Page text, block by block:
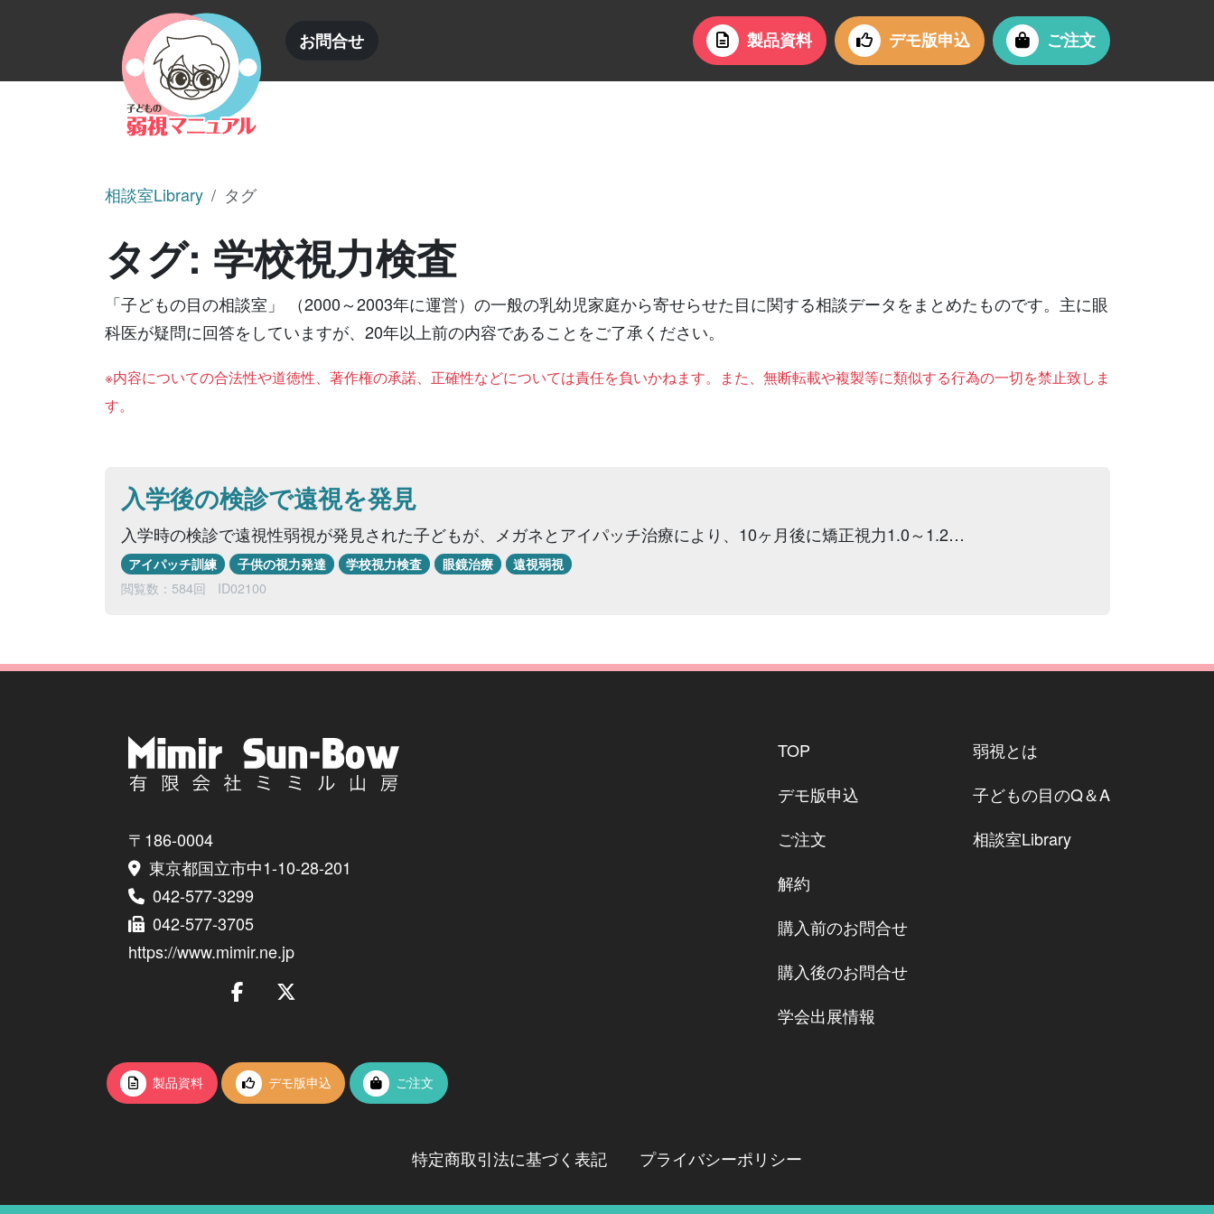
お問合せ
製品資料 デモ版申込 ご注文
相談室Library タグ
タグ: 学校視力検査
「子どもの目の相談室」 （2000～2003年に運営）の一般の乳幼児家庭から寄せらせた目に関する相談データをまとめたものです。主に眼
科医が疑問に回答をしていますが、20年以上前の内容であることをご了承ください。
※内容についての合法性や道徳性、著作権の承諾、正確性などについては責任を負いかねます。また、無断転載や複製等に類似する行為の一切を禁止致しま
す。
入学後の検診で遠視を発見
入学時の検診で遠視性弱視が発見された子どもが、メガネとアイパッチ治療により、10ヶ月後に矯正視力1.0～1.2…
アイパッチ訓練 子供の視力発達 学校視力検査 眼鏡治療 遠視弱視
閲覧数：584回 ID02100
〒186-0004
東京都国立市中1-10-28-201
042-577-3299
042-577-3705
https://www.mimir.ne.jp
TOP
デモ版申込
ご注文
解約
購入前のお問合せ
購入後のお問合せ
学会出展情報
弱視とは
子どもの目のQ＆A
相談室Library
製品資料 デモ版申込 ご注文
特定商取引法に基づく表記 プライバシーポリシー